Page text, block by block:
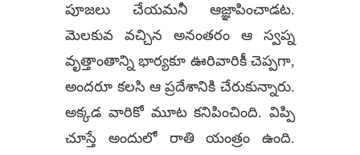
పూజలు చేయమనీ ఆజ్ఞాపించాడట.
మెలకువ వచ్చిన అనంతరం ఆ స్వప్న
వృత్తాంతాన్ని భార్యకూ ఊరివారికీ చెప్పగా,
అందరూ కలసి ఆ ప్రదేశానికి చేరుకున్నారు.
అక్కడ వారికో మూట కనిపించింది. విప్పి
చూస్తే అందులో రాతి యంత్రం ఉంది.